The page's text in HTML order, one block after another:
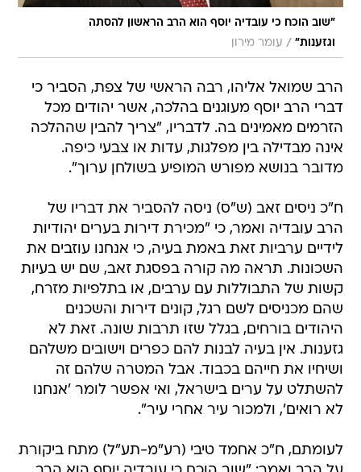
"שוב הוכח כי עובדיה יוסף הוא הרב הראשון להסתה
וגזענות" / עומר מירון
הרב שמואל אליהו, רבה הראשי של צפת, הסביר כי
דברי הרב יוסף מעוגנים בהלכה, אשר יהודים מכל
הזרמים מאמינים בה. לדבריו, "צריך להבין שההלכה
אינה מבדילה בין מפלגות, עדות או צבעי כיפה.
מדובר בנושא מפורש המופיע בשולחן ערוך".
ח"כ ניסים זאב (ש"ס) ניסה להסביר את דבריו של
הרב עובדיה ואמר, כי "מכירת דירות בערים יהודיות
לידיים ערביות זאת באמת בעיה, כי אנחנו עוזבים את
השכונות. תראה מה קורה בפסגת זאב, שם יש בעיות
קשות של התבוללות עם ערבים, או בתלפיות מזרח,
שהם מכניסים לשם רגל, קונים דירות והשכנים
היהודים בורחים, בגלל שזו תרבות שונה. זאת לא
גזענות. אין בעיה לבנות להם כפרים וישובים משלהם
ושיחיו את חייהם בכבוד. אבל המטרה שלהם זה
להשתלט על ערים בישראל, ואי אפשר לומר 'אנחנו
לא רואים', ולמכור עיר אחרי עיר".
לעומתם, ח"כ אחמד טיבי (רע"מ-תע"ל) מתח ביקורת